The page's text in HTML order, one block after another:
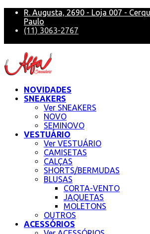
R. Augusta, 2690 - Loja 007 -
Paulo
(11) 3063-2767
NOVIDADES
SNEAKERS
Ver SNEAKERS
NOVO
SEMINOVO
VESTUÁRIO
Ver VESTUÁRIO
CAMISETAS
CALÇAS
SHORTS/BERMUDAS
BLUSAS
CORTA-VENTO
JAQUETAS
MOLETONS
OUTROS
ACESSÓRIOS